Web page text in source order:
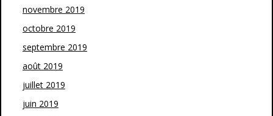
novembre 2019
octobre 2019
septembre 2019
août 2019
juillet 2019
juin 2019